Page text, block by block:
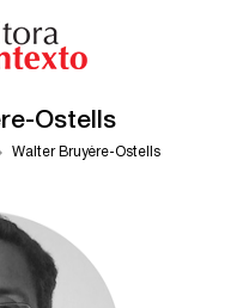
Ostells
Walter Bruyère-Ostells